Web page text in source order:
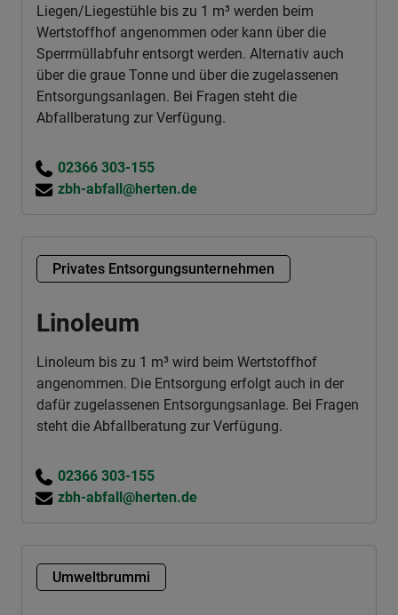
Liegen/Liegestühle bis zu 1 m³ werden beim
Wertstoffhof angenommen oder kann über die
Sperrmüllabfuhr entsorgt werden. Alternativ auch
über die graue Tonne und über die zugelassenen
Entsorgungsanlagen. Bei Fragen steht die
Abfallberatung zur Verfügung.
02366 303-155
zbh-abfall@herten.de
Privates Entsorgungsunternehmen
Linoleum
Linoleum bis zu 1 m³ wird beim Wertstoffhof
angenommen. Die Entsorgung erfolgt auch in der
dafür zugelassenen Entsorgungsanlage. Bei Fragen
steht die Abfallberatung zur Verfügung.
02366 303-155
zbh-abfall@herten.de
Umweltbrummi